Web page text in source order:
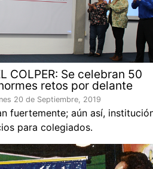
COLPER: Se celebran 50
retos por delante
20 de Septiembre, 2019
fuertemente; aún así,
para colegiados.